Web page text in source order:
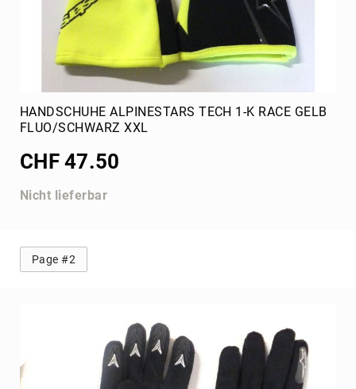
HANDSCHUHE ALPINESTARS TECH 1-K RACE GELB
FLUO/SCHWARZ XXL
CHF 47.50
Nicht lieferbar
Page #2